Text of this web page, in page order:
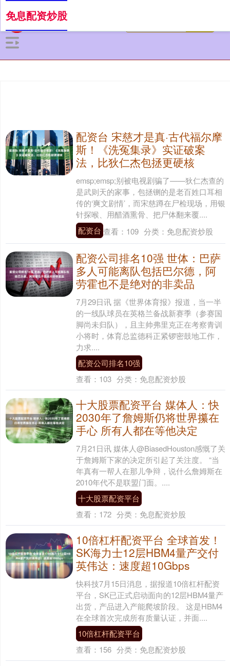
免息配资炒股
配资台 宋慈才是真·古代福尔摩
斯！《洗冤集录》实证破案
法，比狄仁杰包拯更硬核
emsp;emsp;别被电视剧骗了——狄仁杰查的
是武则天的家事，包拯铡的是老百姓口耳相
传的‘爽文剧情’，而宋慈蹲在尸检现场，用银
针探喉、用醋酒熏骨、把尸体翻来覆....
配资台 查看： 109 分类： 免息配资炒股
配资公司排名10强 世体：巴萨
多人可能离队包括巴尔德，阿
劳霍也不是绝对的非卖品
7月29日讯 据《世界体育报》报道，当一半
的一线队球员在英格兰备战新赛季（参赛国
脚尚未归队），且主帅弗里克正在考察青训
小将时，体育总监德科正紧锣密鼓地工作，
力求....
配资公司排名10强
查看： 103 分类： 免息配资炒股
十大股票配资平台 媒体人：快
2030年了詹姆斯仍将世界攥在
手心 所有人都在等他决定
7月21日讯 媒体人@BiasedHouston感慨了关
于詹姆斯下家的决定所引起了关注度。 “当
年真有一帮人在那儿争辩，说什么詹姆斯在
2010年代不是联盟门面。....
十大股票配资平台
查看： 172 分类： 免息配资炒股
10倍杠杆配资平台 全球首发！
SK海力士12层HBM4量产交付
英伟达：速度超10Gbps
快科技7月15日消息，据报道10倍杠杆配资
平台，SK已正式启动面向的12层HBM4量产
出货，产品进入产能爬坡阶段。 这是HBM4
在全球首次完成所有质量认证，并面....
10倍杠杆配资平台
查看： 156 分类： 免息配资炒股